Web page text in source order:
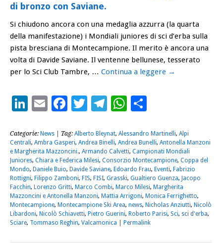
di bronzo con Saviane.
Si chiudono ancora con una medaglia azzurra (la quarta
della manifestazione) i Mondiali juniores di sci d’erba sulla
pista bresciana di Montecampione. Il merito è ancora una
volta di Davide Saviane. Il ventenne bellunese, tesserato
per lo Sci Club Tambre, … Continua a leggere →
LinkedIn
EmailFacebook
Twitter
Telegram
WhatsApp
Categorie: News | Tag: Alberto Bleynat, Alessandro Martinelli, Alpi
Centrali, Ambra Gasperi, Andrea Binelli, Andrea Bunelli, Antonella Manzoni
e Margherita Mazzoncini., Armando Calvetti, Campionati Mondiali
Juniores, Chiara e Federica Milesi, Consorzio Montecampione, Coppa del
Mondo, Daniele Buio, Davide Saviane, Edoardo Frau, Eventi, Fabrizio
Rottigni, Filippo Zamboni, FIS, FISI, Grasski, Gualtiero Guenza, Jacopo
Facchin, Lorenzo Gritti, Marco Combi, Marco Milesi, Margherita
Mazzoncini e Antonella Manzoni, Mattia Arrigoni, Monica Ferrighetto,
Montecampione, Montecampione Ski Area, news, Nicholas Anziutti, Nicolò
Libardoni, Nicolò Schiavetti, Pietro Guerini, Roberto Parisi, Sci, sci d'erba,
Sciare, Tommaso Reghin, Valcamonica Permalink